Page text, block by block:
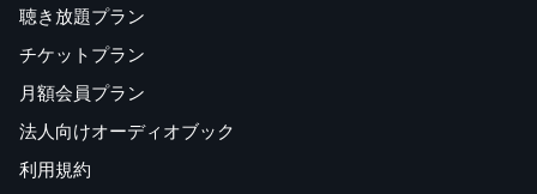
聴き放題プラン
チケットプラン
月額会員プラン
法人向けオーディオブック
利用規約